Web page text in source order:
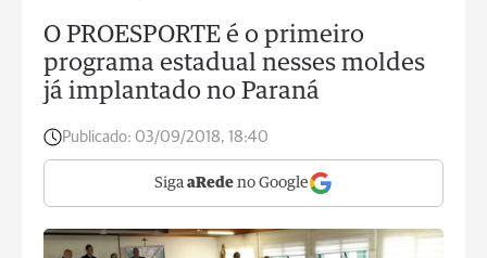
O PROESPORTE é o primeiro
programa estadual nesses moldes
já implantado no Paraná
Publicado: 03/09/2018, 18:40
Siga aRede no Google